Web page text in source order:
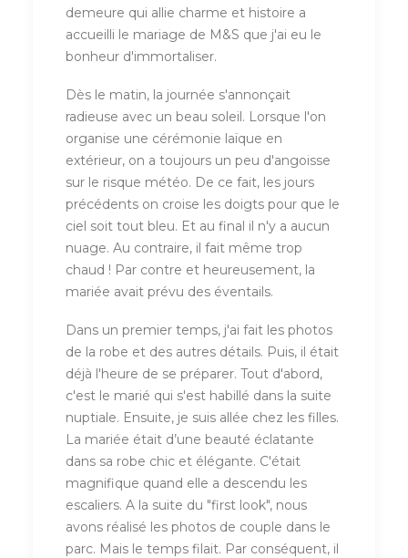
demeure qui allie charme et histoire a
accueilli le mariage de M&S que j'ai eu le
bonheur d'immortaliser.
Dès le matin, la journée s'annonçait
radieuse avec un beau soleil. Lorsque l'on
organise une cérémonie laïque en
extérieur, on a toujours un peu d'angoisse
sur le risque météo. De ce fait, les jours
précédents on croise les doigts pour que le
ciel soit tout bleu. Et au final il n'y a aucun
nuage. Au contraire, il fait même trop
chaud ! Par contre et heureusement, la
mariée avait prévu des éventails.
Dans un premier temps, j'ai fait les photos
de la robe et des autres détails. Puis, il était
déjà l'heure de se préparer. Tout d'abord,
c'est le marié qui s'est habillé dans la suite
nuptiale. Ensuite, je suis allée chez les filles.
La mariée était d’une beauté éclatante
dans sa robe chic et élégante. C'était
magnifique quand elle a descendu les
escaliers. A la suite du "first look", nous
avons réalisé les photos de couple dans le
parc. Mais le temps filait. Par conséquent, il